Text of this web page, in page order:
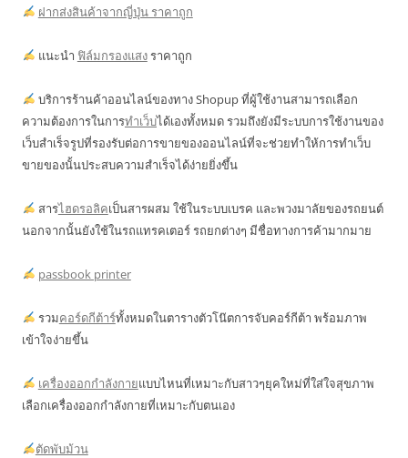
ฝากส่งสินค้าจากญี่ปุ่น ราคาถูก
แนะนำ ฟิล์มกรองแสงราคาถูก
บริการร้านค้าออนไลน์ของทาง Shopup ที่ผู้ใช้งานสามารถเลือก
ความต้องการในการทำเว็บได้เองทั้งหมด รวมถึงยังมีระบบการใช้งานของ
เว็บสำเร็จรูปที่รองรับต่อการขายของออนไลน์ที่จะช่วยทำให้การทำเว็บ
ขายของนั้นประสบความสำเร็จได้ง่ายยิ่งขึ้น
สารไฮดรอลิคเป็นสารผสม ใช้ในระบบเบรค และพวงมาลัยของรถยนต์
นอกจากนั้นยังใช้ในรถแทรคเตอร์ รถยกต่างๆ มีชื่อทางการค้ามากมาย
passbook printer
รวมคอร์ดกีต้าร์ทั้งหมดในตารางตัวโน๊ตการจับคอร์กีต้า พร้อมภาพ
เข้าใจง่ายขึ้น
เครื่องออกกำลังกายแบบไหนที่เหมาะกับสาวๆยุคใหม่ที่ใส่ใจสุขภาพ
เลือกเครื่องออกกำลังกายที่เหมาะกับตนเอง
ตัดพับม้วน